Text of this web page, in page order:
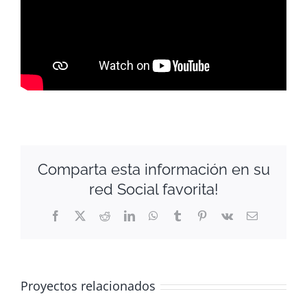
Comparta esta información en su
red Social favorita!
Facebook
X RedditLinkedInWhatsApp
TumblrPinterest
Vk
Correo
Proyectos relacionados